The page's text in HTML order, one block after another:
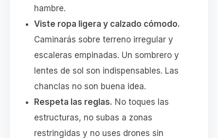
hambre.
Viste ropa ligera y calzado cómodo.
Caminarás sobre terreno irregular y
escaleras empinadas. Un sombrero y
lentes de sol son indispensables. Las
chanclas no son buena idea.
Respeta las reglas. No toques las
estructuras, no subas a zonas
restringidas y no uses drones sin